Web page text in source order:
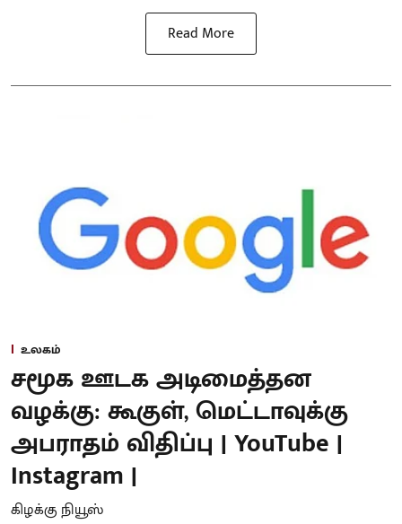
Read More
உலகம்
சமூக ஊடக அடிமைத்தன
வழக்கு: கூகுள், மெட்டாவுக்கு
அபராதம் விதிப்பு | YouTube |
Instagram |
கிழக்கு நியூஸ்